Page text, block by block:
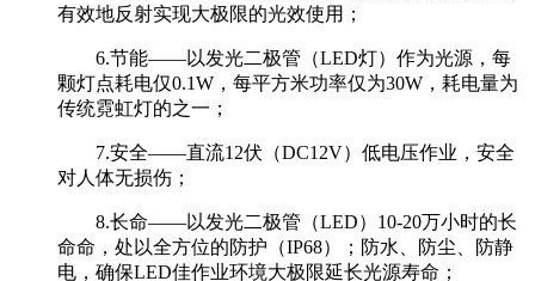
有效地反射实现大极限的光效使用；
6.节能——以发光二极管（LED灯）作为光源，每
颗灯点耗电仅0.1W，每平方米功率仅为30W，耗电量为
传统霓虹灯的之一；
7.安全——直流12伏（DC12V）低电压作业，安全
对人体无损伤；
8.长命——以发光二极管（LED）10-20万小时的长
命命，处以全方位的防护（IP68）；防水、防尘、防静
电，确保LED佳作业环境大极限延长光源寿命；